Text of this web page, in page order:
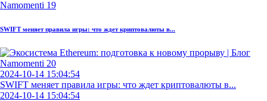
SWIFT меняет правила игры: что ждет криптовалюты в...
2024-10-14 15:04:54
SWIFT меняет правила игры: что ждет криптовалюты в...
2024-10-14 15:04:54